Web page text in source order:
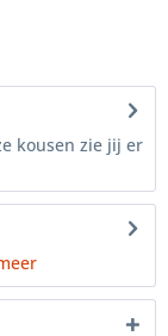
kousen zie jij er